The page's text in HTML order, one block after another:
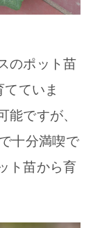
のポット苗
てていま
能ですが、
十分満喫で
ト苗から育